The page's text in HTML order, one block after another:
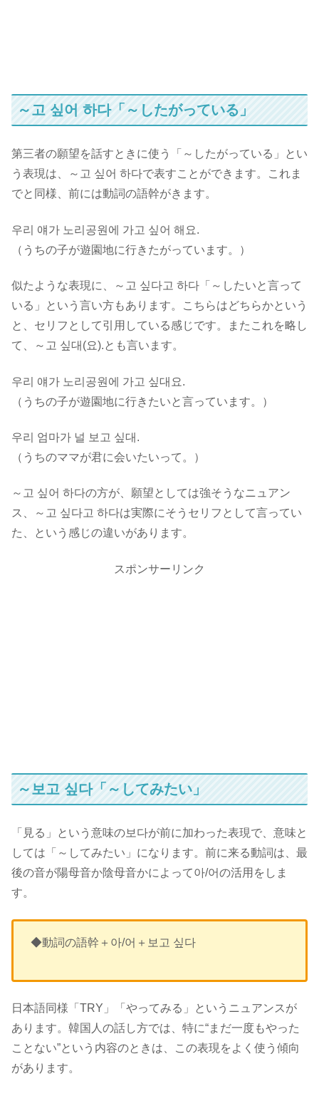
～고 싶어 하다「～したがっている」
第三者の願望を話すときに使う「～したがっている」とい
う表現は、～고 싶어 하다で表すことができます。これま
でと同様、前には動詞の語幹がきます。
우리 얘가 노리공원에 가고 싶어 해요.
（うちの子が遊園地に行きたがっています。）
似たような表現に、～고 싶다고 하다「～したいと言って
いる」という言い方もあります。こちらはどちらかという
と、 セリフとして引用している感じです。またこれを略し
て、
～고 싶대(요). とも言います。
우리 얘가 노리공원에 가고 싶대요.
（うちの子が遊園地に行きたいと言っています。）
우리 엄마가 널 보고 싶대.
（うちのママが君に会いたいって。）
～고 싶어 하다の方が、願望としては強そうなニュアン
ス
～고 싶다고 하다は実際にそうセリフとして言ってい
た
、という感じの違いがあります。
スポンサーリンク
～보고 싶다「～してみたい」
「見る」という意味の보다が前に加わった表現で、意味と
しては「～してみたい」になります。前に来る動詞は、最
後の音が陽母音か陰母音かによって아/어の活用をしま
す。
◆動詞の語幹＋아/어＋보고 싶다
日本語同様 「TRY」「やってみる」というニュアンス が
あります。韓国人の話し方では、特に“まだ一度もやった
ことない”という内容のときは、この表現をよく使う傾向
があります。